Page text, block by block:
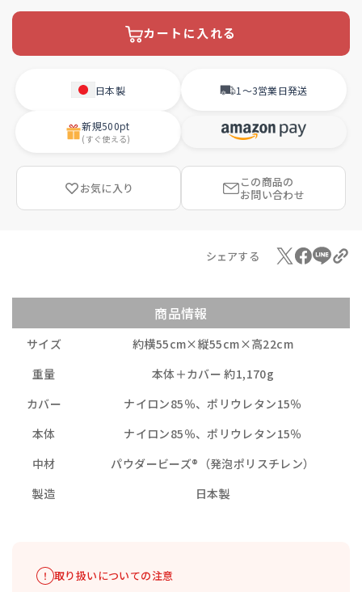
カートに入れる
日本製 1〜3営業日発送
新規500pt
(すぐ使える)
お気に入り
この商品の
お問い合わせ
シェアする
商品情報
サイズ
約横55cm×縦55cm×高22cm
重量
本体＋カバー 約1,170g
カバー
ナイロン85％、ポリウレタン15％
本体
ナイロン85％、ポリウレタン15％
中材
パウダービーズ®（発泡ポリスチレン）
製造
日本製
取り扱いについての注意